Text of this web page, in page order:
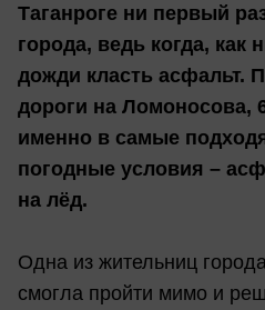
Таганроге ни первый
города, ведь когда, как
дожди класть асфальт.
дороги на Ломоносова,
именно в самые
погодные условия –
на лёд.
Одна из жительниц
смогла пройти мимо и